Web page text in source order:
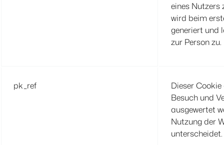
eines Nutzers
wird beim
generiert und
zur Person zu.
pk_ref
Dieser
Besuch und
ausgewertet
Nutzung der
unterscheidet.